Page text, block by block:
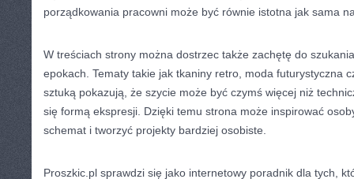
porządkowania pracowni może być równie istotna jak sama
W treściach strony można dostrzec także zachętę do
epokach. Tematy takie jak tkaniny retro, moda futurystyczna
sztuką pokazują, że szycie może być czymś więcej niż
się formą ekspresji. Dzięki temu strona może inspirować
schemat i tworzyć projekty bardziej osobiste.
Proszkic.pl sprawdzi się jako internetowy poradnik dla tych,